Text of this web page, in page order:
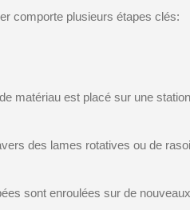
comporte plusieurs étapes clés:
matériau est placé sur une
des lames rotatives ou de
sont enroulées sur de